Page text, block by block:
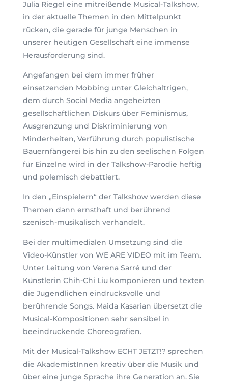
Julia Riegel eine mitreißende Musical-Talkshow,
in der aktuelle Themen in den Mittelpunkt
rücken, die gerade für junge Menschen in
unserer heutigen Gesellschaft eine immense
Herausforderung sind.
Angefangen bei dem immer früher
einsetzenden Mobbing unter Gleichaltrigen,
dem durch Social Media angeheizten
gesellschaftlichen Diskurs über Feminismus,
Ausgrenzung und Diskriminierung von
Minderheiten, Verführung durch populistische
Bauernfängerei bis hin zu den seelischen Folgen
für Einzelne wird in der Talkshow-Parodie heftig
und polemisch debattiert.
In den „Einspielern“ der Talkshow werden diese
Themen dann ernsthaft und berührend
szenisch-musikalisch verhandelt.
Bei der multimedialen Umsetzung sind die
Video-Künstler von WE ARE VIDEO mit im Team.
Unter Leitung von Verena Sarré und der
Künstlerin Chih-Chi Liu komponieren und texten
die Jugendlichen eindrucksvolle und
berührende Songs. Maida Kasarian übersetzt die
Musical-Kompositionen sehr sensibel in
beeindruckende Choreografien.
Mit der Musical-Talkshow ECHT JETZT!? sprechen
die AkademistInnen kreativ über die Musik und
über eine junge Sprache ihre Generation an. Sie